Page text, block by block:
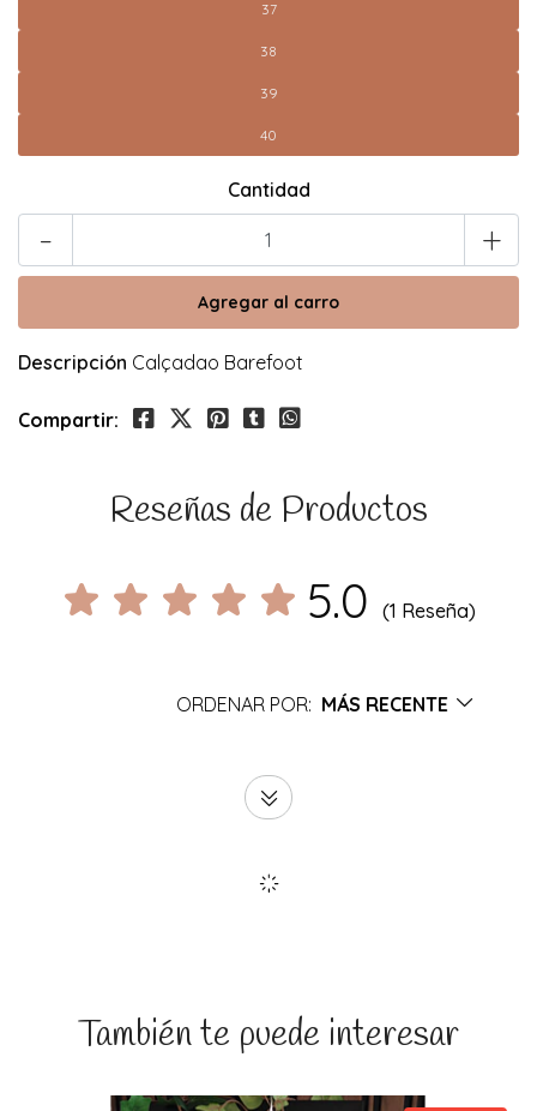
37
38
39
40
Cantidad
- +
Descripción Calçadao Barefoot
Compartir:
Reseñas de Productos
5.0 (1 Reseña)
ORDENAR POR: MÁS RECENTE
También te puede interesar